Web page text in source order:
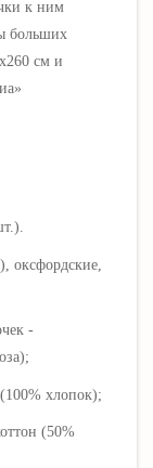
к ним
больших
см и
»
-
хлопок);
(50%